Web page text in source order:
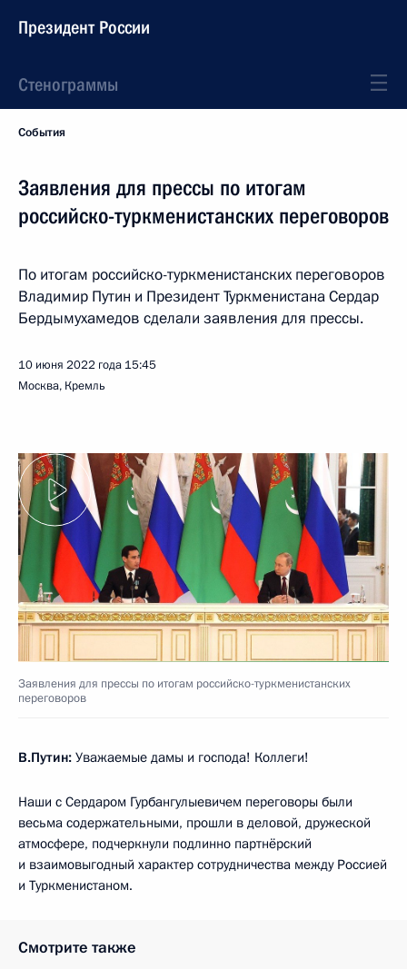
Президент России
Стенограммы
События
Заявления для прессы по итогам
российско-туркменистанских переговоров
По итогам российско-туркменистанских переговоров
Владимир Путин и Президент Туркменистана Сердар
Бердымухамедов сделали заявления для прессы.
10 июня 2022 года 15:45
Москва, Кремль
Заявления для прессы по итогам российско-туркменистанских
переговоров
В.Путин: Уважаемые дамы и господа! Коллеги!
Наши с Сердаром Гурбангулыевичем переговоры были
весьма содержательными, прошли в деловой, дружеской
атмосфере, подчеркнули подлинно партнёрский
и взаимовыгодный характер сотрудничества между Россией
и Туркменистаном.
Смотрите также